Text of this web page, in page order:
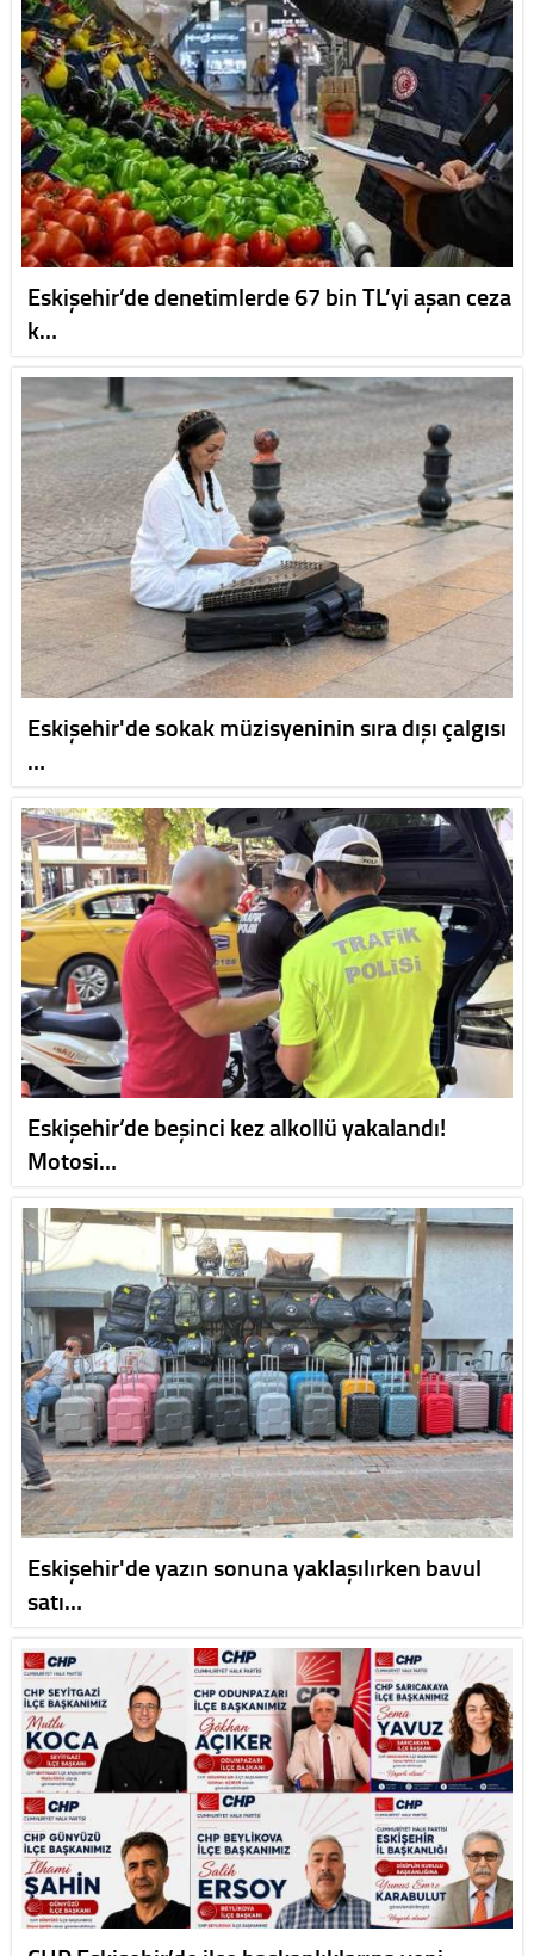
Eskişehir’de denetimlerde 67 bin TL’yi aşan ceza
k…
Eskişehir'de sokak müzisyeninin sıra dışı çalgısı
…
Eskişehir’de beşinci kez alkollü yakalandı!
Motosi…
Eskişehir'de yazın sonuna yaklaşılırken bavul
satı…